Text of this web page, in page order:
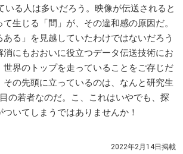
いる人は多いだろう。映像が伝送されると
生じる「間」が、その違和感の原因だ。
ある」を見越していたわけではないだろう
消にもおおいに役立つデータ伝送技術にお
世界のトップを走っていることをご存じだ
の先頭に立っているのは、なんと研究生
の若者なのだ。こ、これはいやでも、探
いてしまうではありませんか！
2022年2月14日掲載